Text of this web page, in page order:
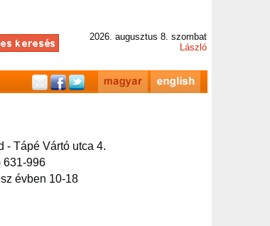
2026. augusztus 8. szombat
László
- Tápé Vártó utca 4.
631-996
évben 10-18